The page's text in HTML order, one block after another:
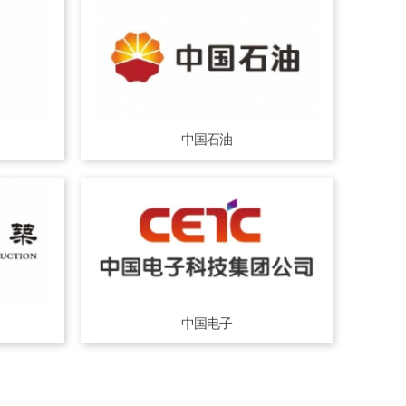
中国石油
中国电子